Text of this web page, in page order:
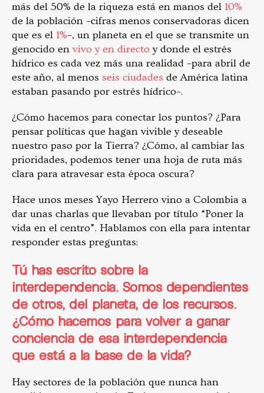
más del 50% de la riqueza está en manos del 10%
de la población –cifras menos conservadoras dicen
que es el 1%–, un planeta en el que se transmite un
genocido en vivo y en directo y donde el estrés
hídrico es cada vez más una realidad –para abril de
este año, al menos seis ciudades de América latina
estaban pasando por estrés hídrico–.
¿Cómo hacemos para conectar los puntos? ¿Para
pensar políticas que hagan vivible y deseable
nuestro paso por la Tierra? ¿Cómo, al cambiar las
prioridades, podemos tener una hoja de ruta más
clara para atravesar esta época oscura?
Hace unos meses Yayo Herrero vino a Colombia a
dar unas charlas que llevaban por título “Poner la
vida en el centro”. Hablamos con ella para intentar
responder estas preguntas:
Tú has escrito sobre la
interdependencia. Somos dependientes
de otros, del planeta, de los recursos.
¿Cómo hacemos para volver a ganar
conciencia de esa interdependencia
que está a la base de la vida?
Hay sectores de la población que nunca han